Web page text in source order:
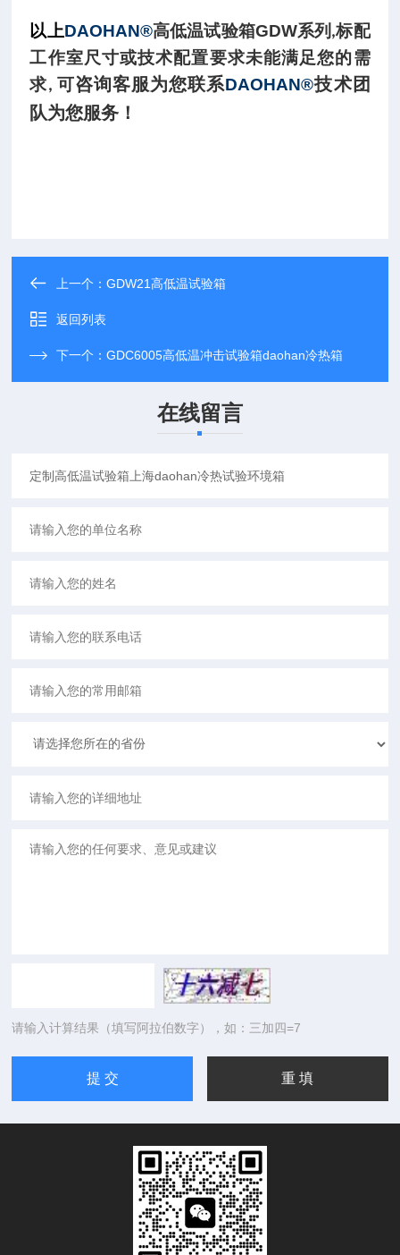
以上DAOHAN®高低温试验箱GDW系列 ,标配
工作室尺寸或技术配置要求未能满足您的需
求, 可咨询客服为您联系DAOHAN®技术团
队为您服务！
上一个：GDW21高低温试验箱
返回列表
下一个：GDC6005高低温冲击试验箱daohan冷热箱
在线留言
请输入计算结果（填写阿拉伯数字），如：三加四=7